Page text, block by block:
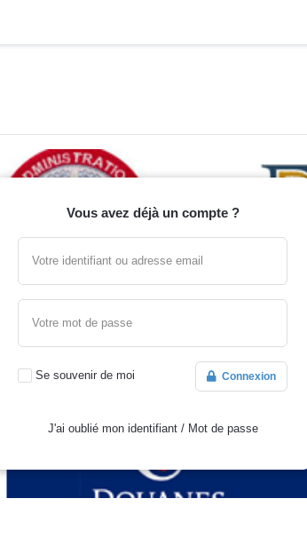
Vous avez déjà un compte ?
Votre identifiant ou adresse email
Votre mot de passe
Se souvenir de moi Connexion
J'ai oublié mon identifiant/ Mot de passe